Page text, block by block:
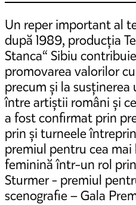
Un reper important al
după 1989, producția
Stanca“ Sibiu
promovarea valorilor
precum și la
între artiștii români și
a fost confirmat prin
prin și turneele
premiul pentru cea
feminină într-un rol
Sturmer - premiul
scenografie – Gala